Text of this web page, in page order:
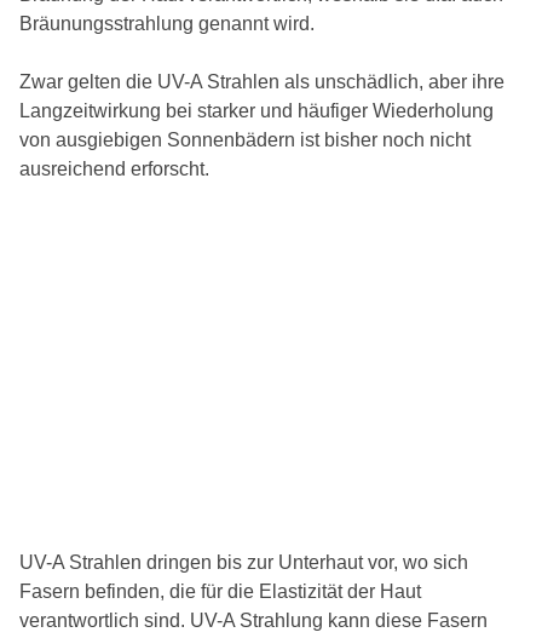
Bräunungsstrahlung genannt wird.
Zwar gelten die UV-A Strahlen als unschädlich, aber ihre
Langzeitwirkung bei starker und häufiger Wiederholung
von ausgiebigen Sonnenbädern ist bisher noch nicht
ausreichend erforscht.
UV-A Strahlen dringen bis zur Unterhaut vor, wo sich
Fasern befinden, die für die Elastizität der Haut
verantwortlich sind. UV-A Strahlung kann diese Fasern